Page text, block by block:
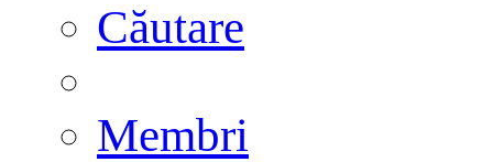
Căutare
Membri